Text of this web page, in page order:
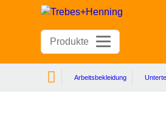
Produkte
Arbeitsbekleidung